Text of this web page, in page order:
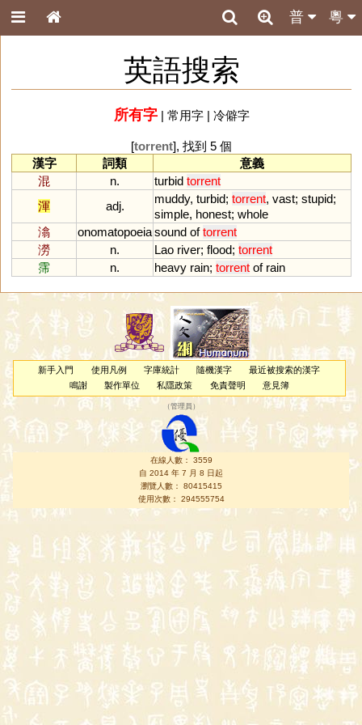
粵
普
英語搜索
所有字| 常用字| 冷僻字
[torrent], 找到 5 個
漢字
詞類
意義
混
n. turbid torrent
渾
adj.
muddy, turbid; torrent, vast; stupid;
simple, honest; whole
潝
onomatopoeiasound of torrent
澇
n. Lao river; flood; torrent
霈
n. heavy rain; torrent of rain
新手入門 使用凡例 字庫統計 隨機漢字
最近被搜索的漢字
鳴謝
製作單位 私隱政策 免責聲明 意見簿
（管理員 ）
在線人數： 3559
自 2014 年 7 月 8 日起
瀏覽人數： 80415415
使用次數： 294555754